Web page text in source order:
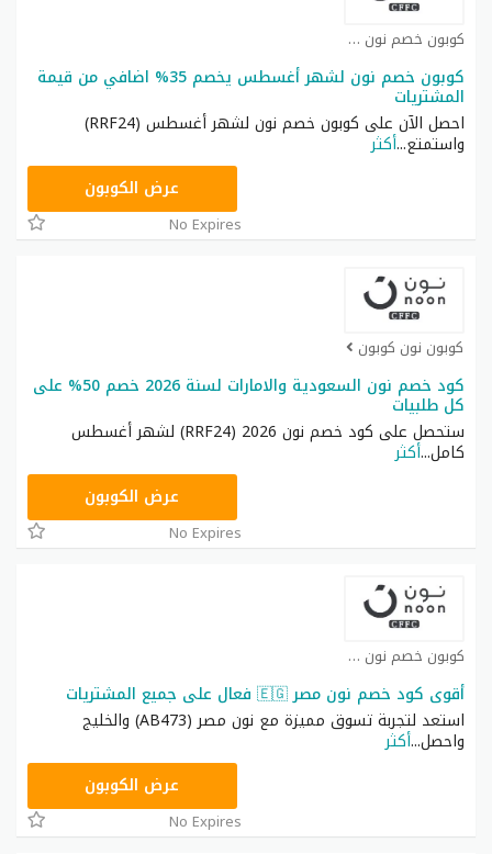
كوبون خصم نون كوبون
كوبون خصم نون لشهر أغسطس يخصم 35% اضافي من قيمة
المشتريات
احصل الآن على كوبون خصم نون لشهر أغسطس (RRF24)
واستمتع...أكثر
RRF24عرض الكوبون
No Expires
كوبون نون كوبون
كود خصم نون السعودية والامارات لسنة 2026 خصم 50% على
كل طلبيات
ستحصل على كود خصم نون 2026 (RRF24) لشهر أغسطس
كامل...أكثر
RRF24عرض الكوبون
No Expires
كوبون خصم نون كوبون
أقوى كود خصم نون مصر 🇪🇬 فعال على جميع المشتريات
استعد لتجربة تسوق مميزة مع نون مصر (AB473) والخليج
واحصل...أكثر
AB473عرض الكوبون
No Expires